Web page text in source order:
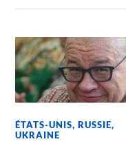
ÉTATS-UNIS,RUSSIE,
UKRAINE